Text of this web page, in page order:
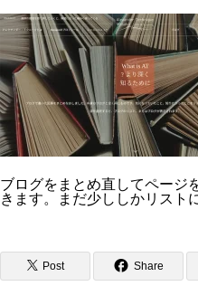
ブログをまとめ直してページ
きます。まだ少ししかリスト
Post Share